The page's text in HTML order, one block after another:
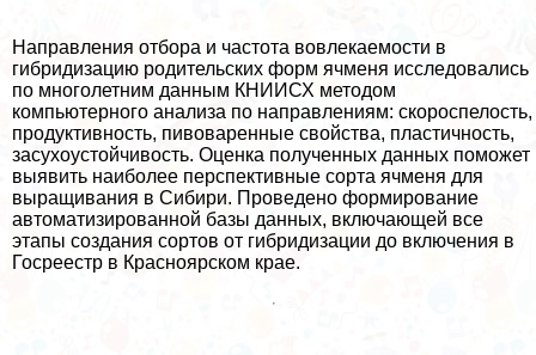
Направления отбора и частота вовлекаемости в
гибридизацию родительских форм ячменя исследовались
по многолетним данным КНИИСХ методом
компьютерного анализа по направлениям: скороспелость,
продуктивность, пивоваренные свойства, пластичность,
засухоустойчивость. Оценка полученных данных поможет
выявить наиболее перспективные сорта ячменя для
выращивания в Сибири. Проведено формирование
автоматизированной базы данных, включающей все
этапы создания сортов от гибридизации до включения в
Госреестр в Красноярском крае.